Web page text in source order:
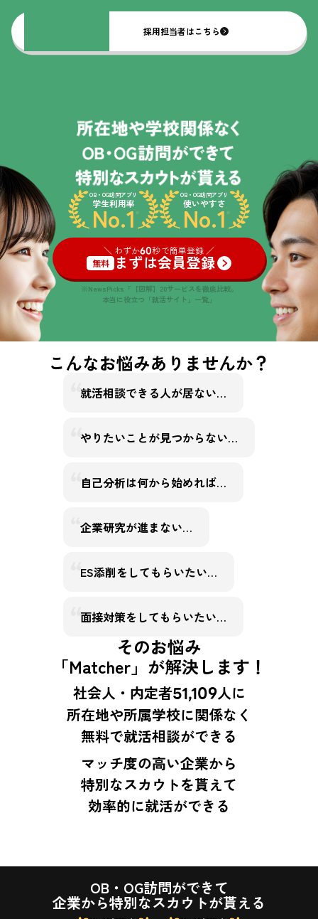
採用担当者はこちら
OB・OG訪問アプリ
学生利用率
No.1 ※
OB・OG訪問アプリ
使いやすさ
No.1 ※
＼ わずか60秒で簡単登録 ／
無料
まずは会員登録
※NewsPicks「【図解】20サービスを徹底比較。
本当に役立つ「就活サイト」一覧」
こんなお悩みありませんか？
就活相談できる人が居ない…
やりたいことが見つからない…
自己分析は何から始めれば…
企業研究が進まない…
ES添削をしてもらいたい…
面接対策をしてもらいたい…
そのお悩み
「Matcher」が解決します！
社会人・内定者51,109人に
所在地や所属学校に関係なく
無料で就活相談ができる
マッチ度の高い企業から
特別なスカウトを貰えて
効率的に就活ができる
OB・OG訪問ができて
企業から特別なスカウトが貰える